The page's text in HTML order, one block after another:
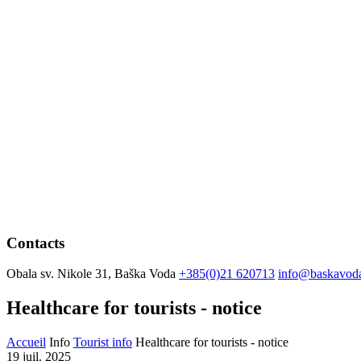
Contacts
Obala sv. Nikole 31, Baška Voda +385(0)21 620713
Healthcare for tourists - notice
Accueil Info Tourist info Healthcare for tourists - notice
19 juil. 2025